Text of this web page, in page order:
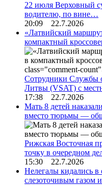
22 июля Верховный
водителю, по вине…
20:09 22.7.2026
«Латвийский
компактный
Сотрудники Службы
Литвы (VSAT) с
17:38 22.7.2026
Мать 8 детей
вместо тюрьмы —
Рижская Восточная
точку в очередном
15:30 22.7.2026
Нелегалы кидались в
слезоточивым газом